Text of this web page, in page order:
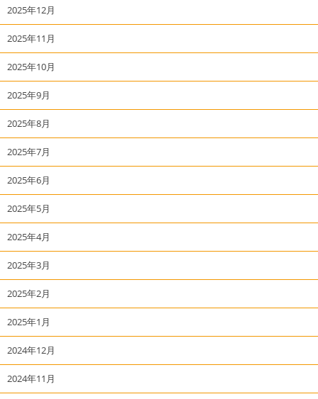
2025年12月
2025年11月
2025年10月
2025年9月
2025年8月
2025年7月
2025年6月
2025年5月
2025年4月
2025年3月
2025年2月
2025年1月
2024年12月
2024年11月